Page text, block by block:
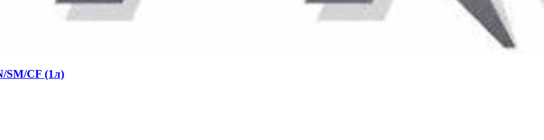
SM/CF (1л)